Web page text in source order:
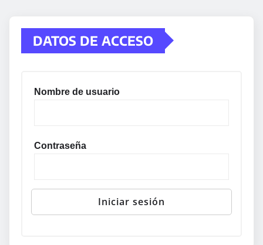
DATOS DE ACCESO
Nombre de usuario
Contraseña